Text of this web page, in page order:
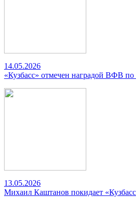
14.05.2026
«Кузбасс» отмечен наградой ВФВ по
13.05.2026
Михаил Каштанов покидает